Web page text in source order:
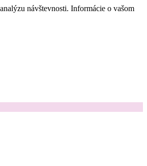
návštevnosti. Informácie o vašom